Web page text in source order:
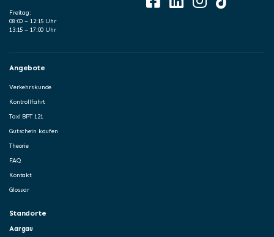
Freitag:
08:00 – 12:15 Uhr
13:15 – 17:00 Uhr
Angebote
Verkehrskunde
Kontrollfahrt
Taxi BPT 121
Gutschein kaufen
Theorie
FAQ
Kontakt
Glossar
Standorte
Aargau